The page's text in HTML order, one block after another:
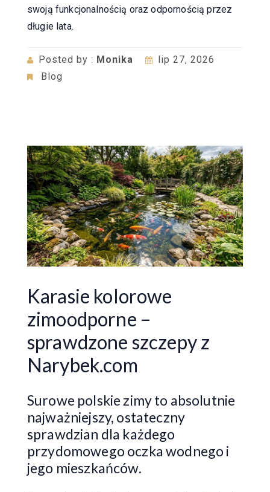
swoją funkcjonalnością oraz odpornością przez
długie lata.
Posted by : Monika
lip 27, 2026
Blog
Karasie kolorowe
zimoodporne –
sprawdzone szczepy z
Narybek.com
Surowe polskie zimy to absolutnie
najważniejszy, ostateczny
sprawdzian dla każdego
przydomowego oczka wodnego i
jego mieszkańców.